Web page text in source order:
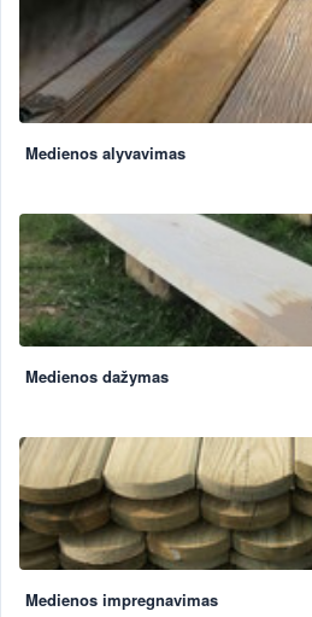
Medienos alyvavimas
Medienos dažymas
Medienos impregnavimas